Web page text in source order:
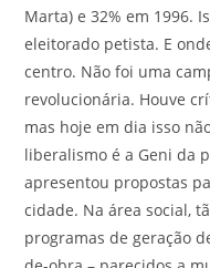
Marta) e 32% em 1996.
eleitorado petista. E
centro. Não foi uma
revolucionária. Houve
mas hoje em dia isso
liberalismo é a Geni da
apresentou propostas
cidade. Na área social,
programas de geração